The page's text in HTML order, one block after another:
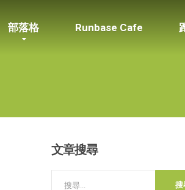
部落格 Runbase Cafe
文章搜尋